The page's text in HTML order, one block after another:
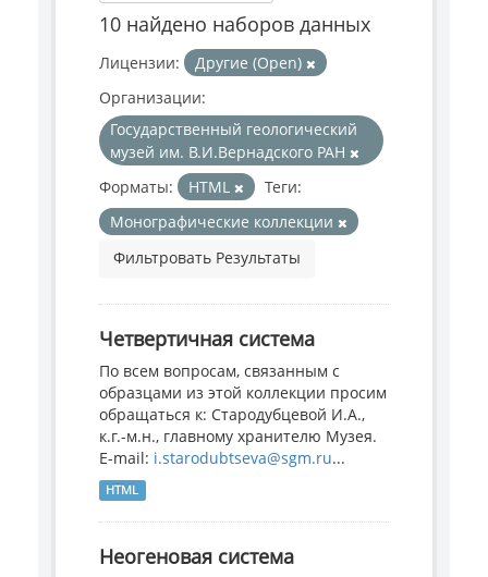
10 найдено наборов данных
Лицензии:
Другие (Open)
Организации:
Государственный геологический
музей им. В.И.Вернадского РАН
Форматы:
HTML
Теги:
Монографические коллекции
Фильтровать Результаты
Четвертичная система
По всем вопросам, связанным с
образцами из этой коллекции просим
обращаться к: Стародубцевой И.А.,
к.г.-м.н., главному хранителю Музея.
E-mail: i.starodubtseva@sgm.ru...
HTML
Неогеновая система